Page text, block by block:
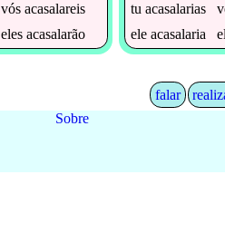
vósacasalareis
elesacasalarão
tuacasalarias
eleacasalaria
falar
Sobre